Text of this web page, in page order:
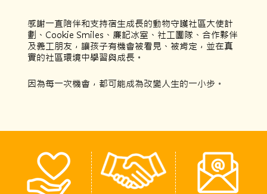
感謝一直陪伴和支持宿生成長的動物守護社區大使計
劃、Cookie Smiles、廉記冰室、社工團隊、合作夥伴
及義工朋友，讓孩子有機會被看見、被肯定，並在真
實的社區環境中學習與成長。
因為每一次機會，都可能成為改變人生的一小步。